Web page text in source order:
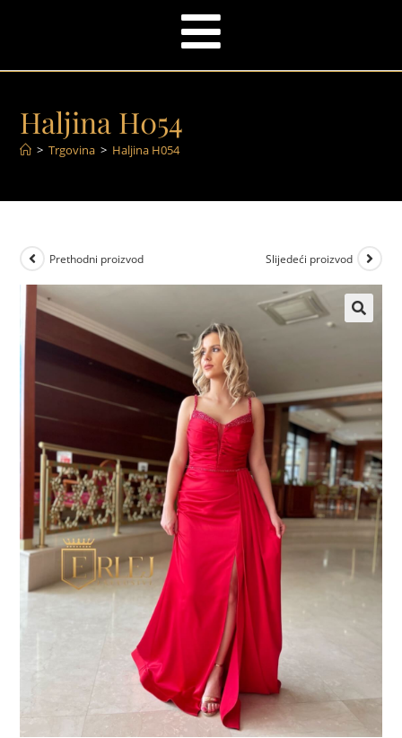
Haljina H054
> Trgovina > Haljina H054
Prethodni proizvod Slijedeći proizvod